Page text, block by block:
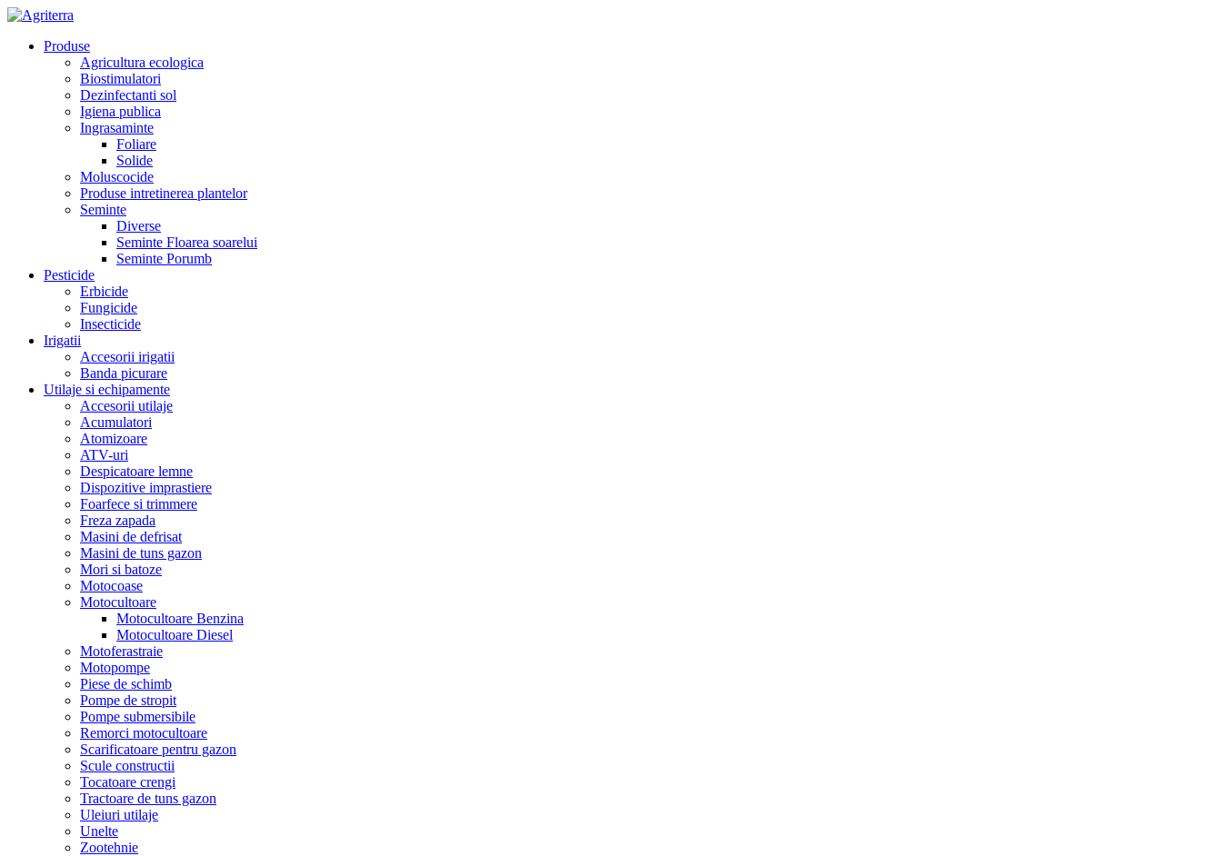
Produse
Agricultura ecologica
Biostimulatori
Dezinfectanti sol
Igiena publica
Ingrasaminte
Foliare
Solide
Moluscocide
Produse intretinerea plantelor
Seminte
Diverse
Seminte Floarea soarelui
Seminte Porumb
Pesticide
Erbicide
Fungicide
Insecticide
Irigatii
Accesorii irigatii
Banda picurare
Utilaje si echipamente
Accesorii utilaje
Acumulatori
Atomizoare
ATV-uri
Despicatoare lemne
Dispozitive imprastiere
Foarfece si trimmere
Freza zapada
Masini de defrisat
Masini de tuns gazon
Mori si batoze
Motocoase
Motocultoare
Motocultoare Benzina
Motocultoare Diesel
Motoferastraie
Motopompe
Piese de schimb
Pompe de stropit
Pompe submersibile
Remorci motocultoare
Scarificatoare pentru gazon
Scule constructii
Tocatoare crengi
Tractoare de tuns gazon
Uleiuri utilaje
Unelte
Zootehnie